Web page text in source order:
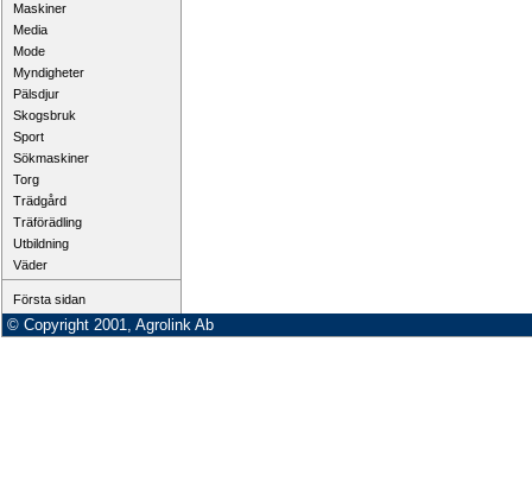
Maskiner
Media
Mode
Myndigheter
Pälsdjur
Skogsbruk
Sport
Sökmaskiner
Torg
Trädgård
Träförädling
Utbildning
Väder
Första sidan
© Copyright 2001, Agrolink Ab